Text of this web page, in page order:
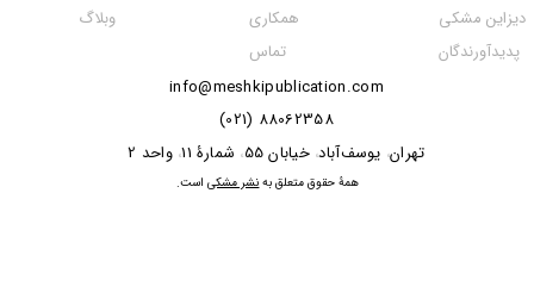
info@meshkipublication.com
88062358 (021)
​​​​​​تهران، یوسف‌آباد، خیابان 55 ، شمارۀ 11 ،واحد 2
همکاری
تماس
دیزاین مشکی
پدیدآورندگان
وبلاگ
​همۀ حقوق متعلق به نشر مشکیاست.